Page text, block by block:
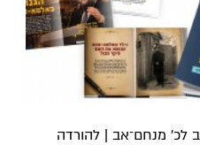
לכ’ מנחם־אב | להורדה